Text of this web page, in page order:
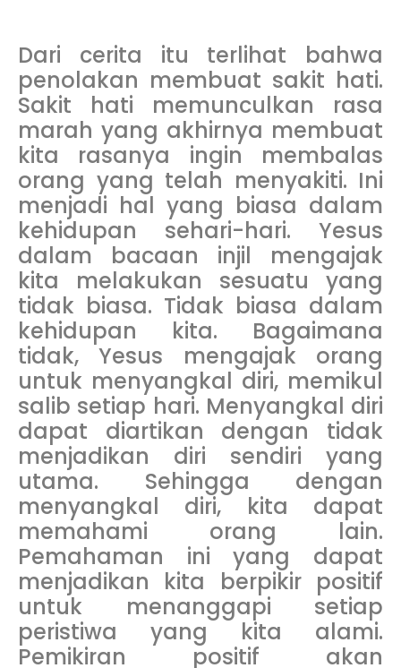
Dari cerita itu terlihat bahwa
penolakan membuat sakit hati.
Sakit hati memunculkan rasa
marah yang akhirnya membuat
kita rasanya ingin membalas
orang yang telah menyakiti. Ini
menjadi hal yang biasa dalam
kehidupan sehari-hari. Yesus
dalam bacaan injil mengajak
kita melakukan sesuatu yang
tidak biasa. Tidak biasa dalam
kehidupan kita. Bagaimana
tidak, Yesus mengajak orang
untuk menyangkal diri, memikul
salib setiap hari. Menyangkal diri
dapat diartikan dengan tidak
menjadikan diri sendiri yang
utama. Sehingga dengan
menyangkal diri, kita dapat
memahami orang lain.
Pemahaman ini yang dapat
menjadikan kita berpikir positif
untuk menanggapi setiap
peristiwa yang kita alami.
Pemikiran positif akan